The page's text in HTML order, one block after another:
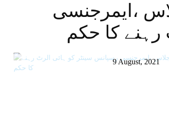
،ایمرجنسی
رہنے کا حکم
9 August, 2021